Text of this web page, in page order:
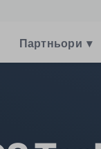
Партньори ▾